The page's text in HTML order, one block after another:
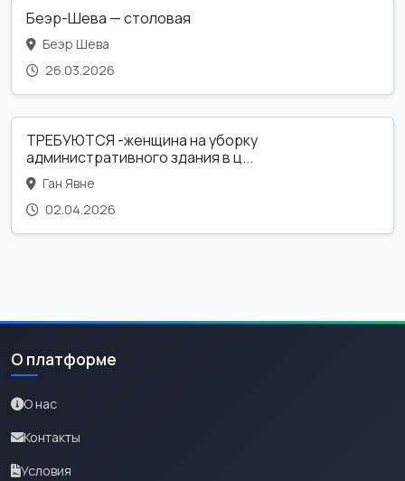
Беэр-Шева — столовая
Беэр Шева
26.03.2026
ТРЕБУЮТСЯ -женщина на уборку
административного здания в ц...
Ган Явне
02.04.2026
О платформе
О нас
Контакты
Условия